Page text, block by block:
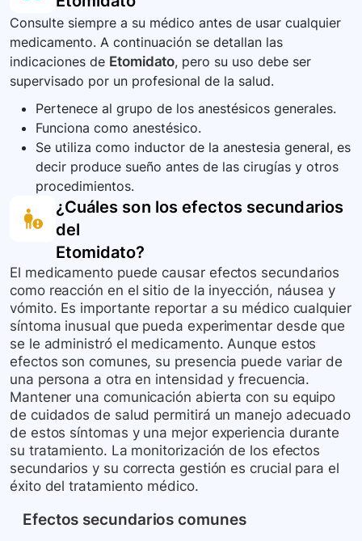
Consulte siempre a su médico antes de usar cualquier
medicamento. A continuación se detallan las
indicaciones de Etomidato, pero su uso debe ser
supervisado por un profesional de la salud.
Pertenece al grupo de los anestésicos generales.
Funciona como anestésico.
Se utiliza como inductor de la anestesia general, es
decir produce sueño antes de las cirugías y otros
procedimientos.
¿Cuáles son los efectos secundarios
del
Etomidato?
El medicamento puede causar efectos secundarios
como reacción en el sitio de la inyección, náusea y
vómito. Es importante reportar a su médico cualquier
síntoma inusual que pueda experimentar desde que
se le administró el medicamento. Aunque estos
efectos son comunes, su presencia puede variar de
una persona a otra en intensidad y frecuencia.
Mantener una comunicación abierta con su equipo
de cuidados de salud permitirá un manejo adecuado
de estos síntomas y una mejor experiencia durante
su tratamiento. La monitorización de los efectos
secundarios y su correcta gestión es crucial para el
éxito del tratamiento médico.
Efectos secundarios comunes